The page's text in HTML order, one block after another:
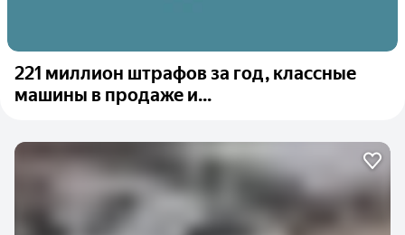
221 миллион штрафов за год, классные
машины в продаже и...